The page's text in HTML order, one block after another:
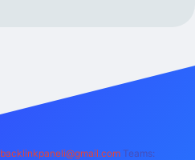
betexper.xyz
backlinkpaneli@gmail.com Teams: